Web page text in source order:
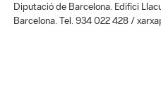
Diputació de Barcelona. Edifici
Barcelona. Tel. 934 022 428 /